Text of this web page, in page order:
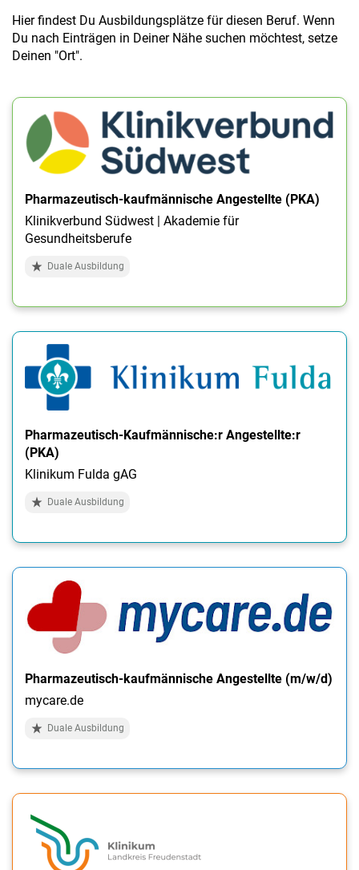
Hier findest Du Ausbildungsplätze für diesen Beruf. Wenn
Du nach Einträgen in Deiner Nähe suchen möchtest, setze
Deinen "Ort".
Pharmazeutisch-kaufmännische Angestellte (PKA)
Klinikverbund Südwest | Akademie für
Gesundheitsberufe
Duale Ausbildung
Pharmazeutisch-Kaufmännische:r Angestellte:r
(PKA)
Klinikum Fulda gAG
Duale Ausbildung
Pharmazeutisch-kaufmännische Angestellte (m/w/d)
mycare.de
Duale Ausbildung